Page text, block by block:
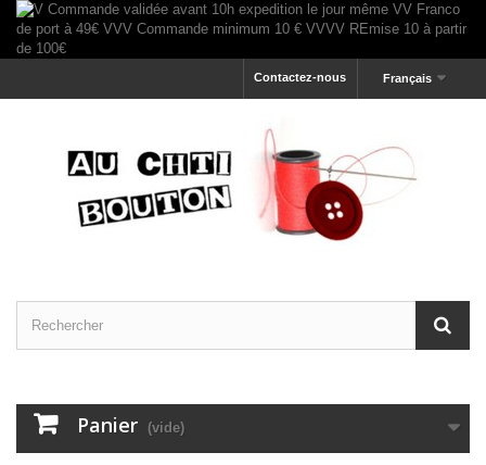
Français
Contactez-nous
Panier (vide)